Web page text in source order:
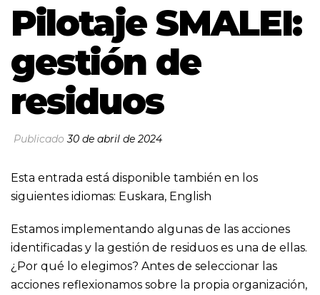
Pilotaje SMALEI:
gestión de
residuos
Publicado30 de abril de 2024
Esta entrada está disponible también en los
siguientes idiomas: Euskara, English
Estamos implementando algunas de las acciones
identificadas y la gestión de residuos es una de ellas.
¿Por qué lo elegimos? Antes de seleccionar las
acciones reflexionamos sobre la propia organización,